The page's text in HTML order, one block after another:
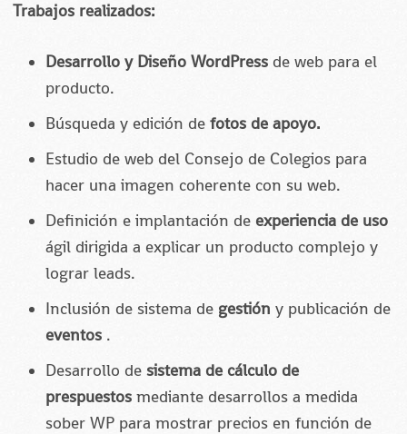
Trabajos realizados:
Desarrollo y Diseño WordPressde web para el
producto.
Búsqueda y edición defotos de apoyo.
Estudio de web del Consejo de Colegios para
hacer una imagen coherente con su web.
Definición e implantación de experiencia de uso
ágil dirigida a explicar un producto complejo y
lograr leads.
Inclusión de sistema de gestión y publicación de
eventos.
Desarrollo de sistema de cálculo de
prespuestosmediante desarrollos a medida
sober WP para mostrar precios en función de